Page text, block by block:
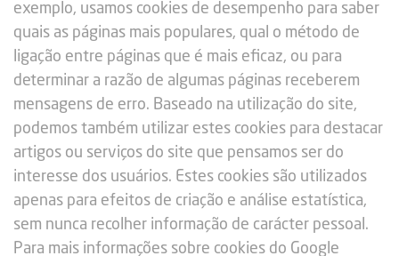
exemplo, usamos cookies de desempenho para saber
quais as páginas mais populares, qual o método de
ligação entre páginas que é mais eficaz, ou para
determinar a razão de algumas páginas receberem
mensagens de erro. Baseado na utilização do site,
podemos também utilizar estes cookies para destacar
artigos ou serviços do site que pensamos ser do
interesse dos usuários. Estes cookies são utilizados
apenas para efeitos de criação e análise estatística,
sem nunca recolher informação de carácter pessoal.
Para mais informações sobre cookies do Google